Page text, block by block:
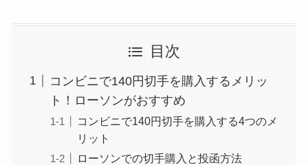
目次
コンビニで140円切手を購入するメリッ
ト！ローソンがおすすめ
コンビニで140円切手を購入する4つのメ
リット
ローソンでの切手購入と投函方法